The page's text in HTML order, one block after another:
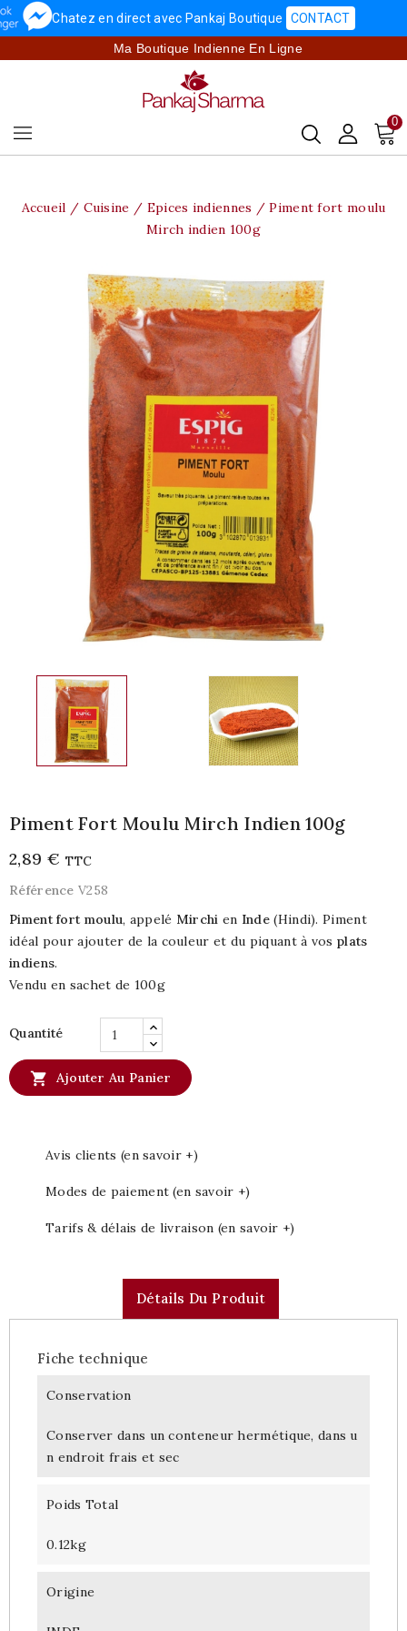
Chatez en direct avec Pankaj Boutique CONTACT
Ma Boutique Indienne En Ligne
0
Accueil Cuisine Epices indiennes
Piment fort moulu
Mirch indien 100g
Piment Fort Moulu Mirch Indien 100g
2,89 € TTC
Référence V258
Piment fort moulu, appelé Mirchi en Inde (Hindi). Piment
idéal pour ajouter de la couleur et du piquant à vos plats
indiens.
Vendu en sachet de 100g
Quantité
 Ajouter Au Panier
Avis clients (en savoir +)
Modes de paiement (en savoir +)
Tarifs & délais de livraison (en savoir +)
Détails Du Produit
Fiche technique
Conservation
Conserver dans un conteneur hermétique, dans u
n endroit frais et sec
Poids Total
0.12kg
Origine